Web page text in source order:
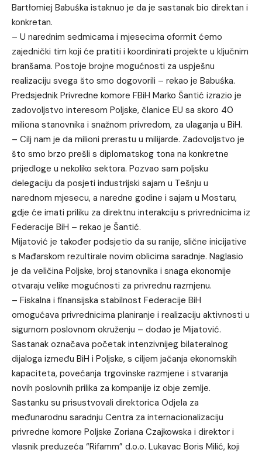
Bartłomiej Babuśka istaknuo je da je sastanak bio direktan i
konkretan.
– U narednim sedmicama i mjesecima oformit ćemo
zajednički tim koji će pratiti i koordinirati projekte u ključnim
branšama. Postoje brojne mogućnosti za uspješnu
realizaciju svega što smo dogovorili – rekao je Babuśka.
Predsjednik Privredne komore FBiH Marko Šantić izrazio je
zadovoljstvo interesom Poljske, članice EU sa skoro 40
miliona stanovnika i snažnom privredom, za ulaganja u BiH.
– Cilj nam je da milioni prerastu u milijarde. Zadovoljstvo je
što smo brzo prešli s diplomatskog tona na konkretne
prijedloge u nekoliko sektora. Pozvao sam poljsku
delegaciju da posjeti industrijski sajam u Tešnju u
narednom mjesecu, a naredne godine i sajam u Mostaru,
gdje će imati priliku za direktnu interakciju s privrednicima iz
Federacije BiH – rekao je Šantić.
Mijatović je također podsjetio da su ranije, slične inicijative
s Mađarskom rezultirale novim oblicima saradnje. Naglasio
je da veličina Poljske, broj stanovnika i snaga ekonomije
otvaraju velike mogućnosti za privrednu razmjenu.
– Fiskalna i finansijska stabilnost Federacije BiH
omogućava privrednicima planiranje i realizaciju aktivnosti u
sigurnom poslovnom okruženju – dodao je Mijatović.
Sastanak označava početak intenzivnijeg bilateralnog
dijaloga između BiH i Poljske, s ciljem jačanja ekonomskih
kapaciteta, povećanja trgovinske razmjene i stvaranja
novih poslovnih prilika za kompanije iz obje zemlje.
Sastanku su prisustvovali direktorica Odjela za
međunarodnu saradnju Centra za internacionalizaciju
privredne komore Poljske Zoriana Czajkowska i direktor i
vlasnik preduzeća “Rifamm” d.o.o. Lukavac Boris Milić, koji